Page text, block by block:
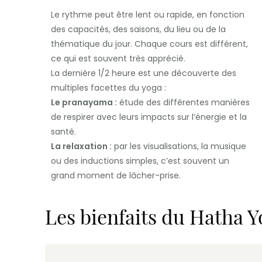
Le rythme peut être lent ou rapide, en fonction
des capacités, des saisons, du lieu ou de la
thématique du jour. Chaque cours est différent,
ce qui est souvent très apprécié.
La dernière 1/2 heure est une découverte des
multiples facettes du yoga :
Le pranayama : étude des différentes manières
de respirer avec leurs impacts sur l’énergie et la
santé.
La relaxation : par les visualisations, la musique
ou des inductions simples, c’est souvent un
grand moment de lâcher-prise.
Les bienfaits du Hatha